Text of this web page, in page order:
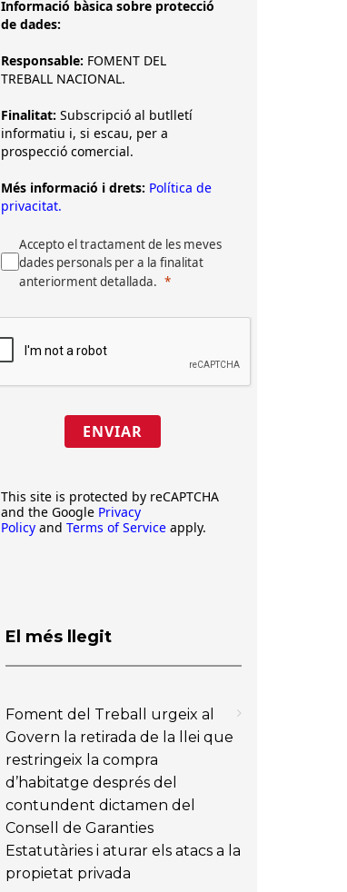
Informació bàsica sobre protecció
de dades:
Responsable: FOMENT DEL
TREBALL NACIONAL.
Finalitat: Subscripció al butlletí
informatiu i, si escau, per a
prospecció comercial.
Més informació i drets: Política de
privacitat.
Accepto el tractament de les meves
dades personals per a la finalitat
anteriorment detallada.
ENVIAR
This site is protected by reCAPTCHA
and the Google Privacy
Policy and Terms of Service apply.
El més llegit
Foment del Treball urgeix al
Govern la retirada de la llei que
restringeix la compra
d’habitatge després del
contundent dictamen del
Consell de Garanties
Estatutàries i aturar els atacs a la
propietat privada